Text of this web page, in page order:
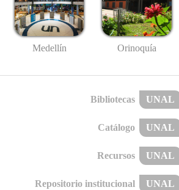
Medellín Orinoquía
Bibliotecas UNAL
Catálogo UNAL
Recursos UNAL
Repositorio institucional UNAL